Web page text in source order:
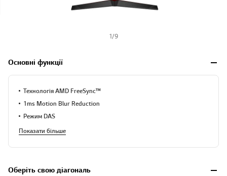
1/9
Основні функції
Технологія AMD FreeSync™
1ms Motion Blur Reduction
Режим DAS
Показати більше
Оберіть свою діагональ